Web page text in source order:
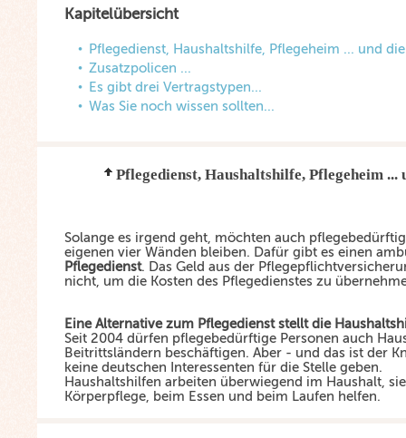
Kapitelübersicht
Pflegedienst, Haushaltshilfe, Pflegeheim ... und
Zusatzpolicen ...
Es gibt drei Vertragstypen...
Was Sie noch wissen sollten...
Pflegedienst, Haushaltshilfe, Pflegeheim ...
Solange es irgend geht, möchten auch
eigenen vier Wänden bleiben. Dafür gibt es einen
Pflegedienst. Das Geld aus der
nicht, um die Kosten des Pflegedienstes zu
Eine Alternative zum Pflegedienst stellt die
Seit 2004 dürfen pflegebedürftige Personen auch
Beitrittsländern beschäftigen. Aber - und das ist der
keine deutschen Interessenten für die Stelle geben.
Haushaltshilfen arbeiten überwiegend im Haushalt,
Körperpflege, beim Essen und beim Laufen helfen.